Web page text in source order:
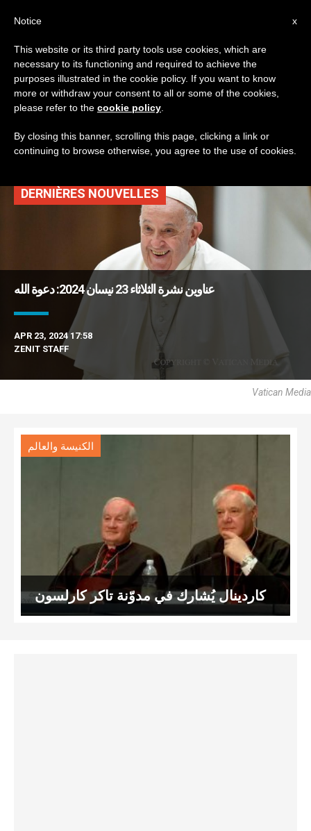
TAG
Posts Tagged ‘تاكر
كارلسون’
DERNIÈRES NOUVELLES
عناوين نشرة الثلاثاء 23 نيسان 2024: دعوة الله
APR 23, 2024 17:58
ZENIT STAFF
Vatican Media
الكنيسة والعالم
كاردينال يُشارك في مدوّنة تاكر كارلسون
x
Notice
This website or its third party tools use cookies, which are
necessary to its functioning and required to achieve the
purposes illustrated in the cookie policy. If you want to know
more or withdraw your consent to all or some of the cookies,
please refer to the cookie policy
By closing this banner, scrolling this page, clicking a link or
continuing to browse otherwise, you agree to the use of cookies.